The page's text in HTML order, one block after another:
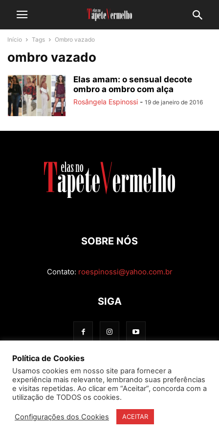
Início Tags Ombro vazado
ombro vazado
Elas amam: o sensual decote
ombro a ombro com alça
Rosângela Espinossi - 19 de janeiro de 2016
SOBRE NÓS
Contato: roespinossi@yahoo.com.br
SIGA
Política de Cookies
Usamos cookies em nosso site para fornecer a
experiência mais relevante, lembrando suas preferências
e visitas repetidas. Ao clicar em “Aceitar”, concorda com a
utilização de TODOS os cookies.
Configurações dos Cookies ACEITAR